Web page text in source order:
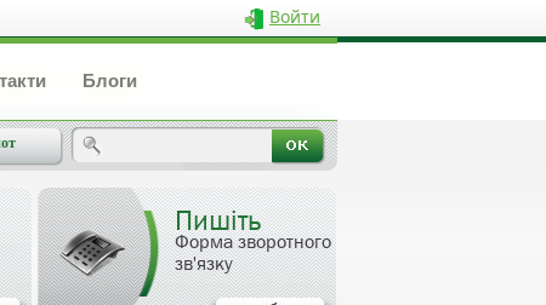
Войти
Блоги
Пишіть
Форма зворотного
зв'язку